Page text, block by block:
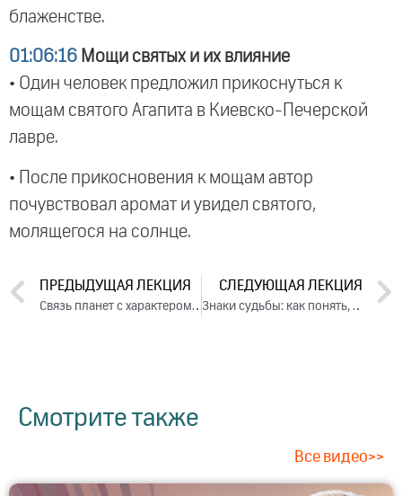
блаженстве.
01:06:16 Мощи святых и их влияние
• Один человек предложил прикоснуться к
мощам святого Агапита в Киевско-Печерской
лавре.
• После прикосновения к мощам автор
почувствовал аромат и увидел святого,
молящегося на солнце.
ПРЕДЫДУЩАЯ ЛЕКЦИЯ
Связь планет с характером и здоровьем человека. Часть 2. Ответы на вопросы, 2024
СЛЕДУЮЩАЯ ЛЕКЦИЯ
Знаки судьбы: как понять, что меня ждет? День 2. Часть 2 (2024)
Смотрите также
Все видео>>